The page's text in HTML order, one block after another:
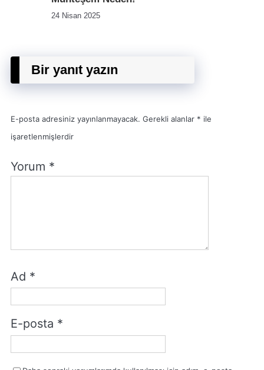
24 Nisan 2025
Bir yanıt yazın
E-posta adresiniz yayınlanmayacak. Gerekli alanlar * ile
işaretlenmişlerdir
Yorum *
Ad *
E-posta *